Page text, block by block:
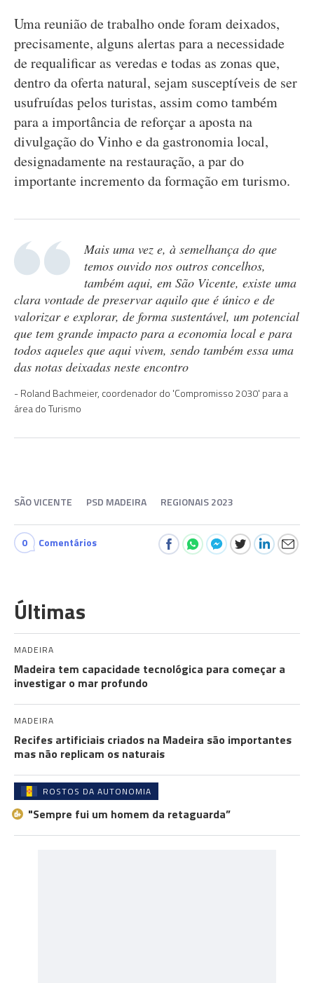
Uma reunião de trabalho onde foram deixados,
precisamente, alguns alertas para a necessidade
de requalificar as veredas e todas as zonas que,
dentro da oferta natural, sejam susceptíveis de ser
usufruídas pelos turistas, assim como também
para a importância de reforçar a aposta na
divulgação do Vinho e da gastronomia local,
designadamente na restauração, a par do
importante incremento da formação em turismo.
Mais uma vez e, à semelhança do que
temos ouvido nos outros concelhos,
também aqui, em São Vicente, existe uma
clara vontade de preservar aquilo que é único e de
valorizar e explorar, de forma sustentável, um potencial
que tem grande impacto para a economia local e para
todos aqueles que aqui vivem, sendo também essa uma
das notas deixadas neste encontro
Roland Bachmeier, coordenador do 'Compromisso 2030' para a
área do Turismo
SÃO VICENTE PSD MADEIRA REGIONAIS 2023
0 Comentários
Últimas
MADEIRA
Madeira tem capacidade tecnológica para começar a
investigar o mar profundo
MADEIRA
Recifes artificiais criados na Madeira são importantes
mas não replicam os naturais
ROSTOS DA AUTONOMIA
"Sempre fui um homem da retaguarda”